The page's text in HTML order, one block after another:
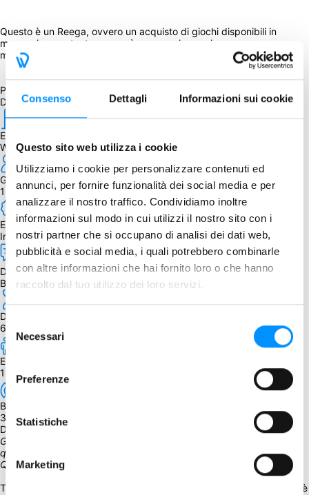
Consenso Dettagli Informazioni sui cookie
Questo sito web utilizza i cookie
Utilizziamo i cookie per personalizzare contenuti ed
annunci, per fornire funzionalità dei social media e per
analizzare il nostro traffico. Condividiamo inoltre
informazioni sul modo in cui utilizzi il nostro sito con i
nostri partner che si occupano di analisi dei dati web,
pubblicità e social media, i quali potrebbero combinarle
con altre informazioni che hai fornito loro o che hanno
raccolto dal tuo utilizzo dei loro servizi.
Selezione
del
consenso
Necessari
Preferenze
Statistiche
Marketing
Questo è un Reega, ovvero un acquisto di giochi disponibili in
magazzino, pertanto non sarà necessario raggiungere un numero
minimo di adesioni.
Partecipando acquisterete il gioco comprensivo della mappa XL.
Dettagli
Editore
White Dog Games
Giocatori
1
Edizione
Inglese
Dipendenza dalla lingua
Bassa
Durata
60 - 240 min.
Età
12+
BGG Weight
3.69
Descrizione
Gesù chiese ai suoi discepoli: "Quando il Figlio dell'uomo tornerà,
quanti troverà sulla Terra che hanno fede?" (Luca 18:8, NLT),
Questa domanda è la premessa alla base di The Mission.
The Mission: Early Christianity from the Crucifixion to the Crusades è